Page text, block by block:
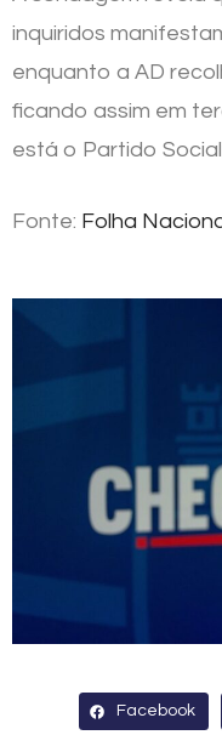
inquiridos
enquanto a AD
ficando assim em
está o Partido
Fonte: Folha
Facebook